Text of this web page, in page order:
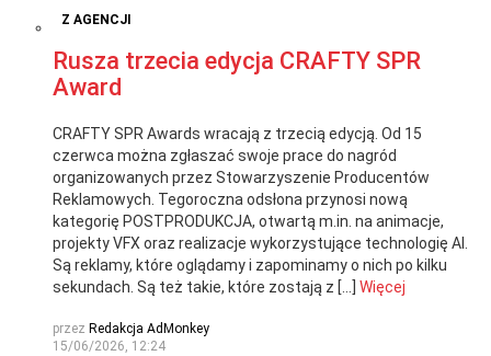
Z AGENCJI
Rusza trzecia edycja CRAFTY SPR
Award
CRAFTY SPR Awards wracają z trzecią edycją. Od 15
czerwca można zgłaszać swoje prace do nagród
organizowanych przez Stowarzyszenie Producentów
Reklamowych. Tegoroczna odsłona przynosi nową
kategorię POSTPRODUKCJA, otwartą m.in. na animacje,
projekty VFX oraz realizacje wykorzystujące technologię AI.
Są reklamy, które oglądamy i zapominamy o nich po kilku
sekundach. Są też takie, które zostają z […] Więcej
przez Redakcja AdMonkey
15/06/2026, 12:24